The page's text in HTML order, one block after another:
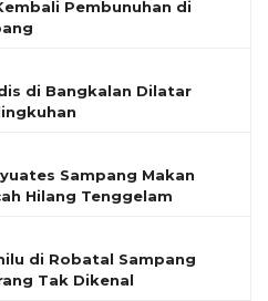
Pembunuhan di
di Bangkalan Dilatar
Sampang Makan
Hilang Tenggelam
di Robatal Sampang
Tak Dikenal